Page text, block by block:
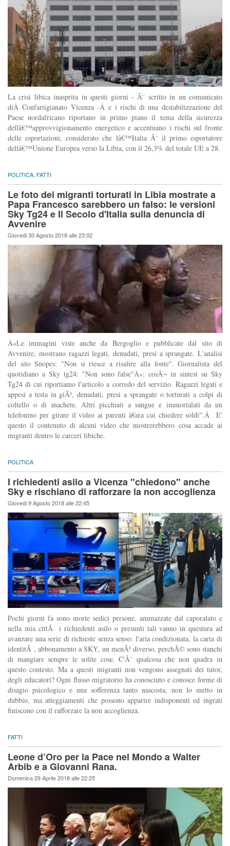
La crisi libica inasprita in questi giorni - Ã¨ scritto in un comunicato
diÂ Confartigianato Vicenza -Â e i rischi di una destabilizzazione del
Paese nordafricano riportano in primo piano il tema della sicurezza
dellâ€™approvvigionamento energetico e accentuano i rischi sul fronte
delle esportazioni, considerato che lâ€™Italia Ã¨ il primo esportatore
dellâ€™Unione Europea verso la Libia, con il 26,3% del totale UE a 28.
POLITICA FATTI
Le foto dei migranti torturati in Libia mostrate a
Papa Francesco sarebbero un falso: le versioni
Sky Tg24 e Il Secolo d'Italia sulla denuncia di
Avvenire
Giovedi 30 Agosto 2018 alle 23:02
Â«Le immagini viste anche da Bergoglio e pubblicate dal sito di
Avvenire, mostrano ragazzi legati, denudati, presi a sprangate. L'analisi
del sito Snopes: "Non si riesce a risalire alla fonte". Giornalista del
quotidiano a Sky tg24: "Non sono false"Â»: cosÃ¬ in sintesi su Sky
Tg24 di cui riportiamo l'articolo a corredo del servizio. Ragazzi legati e
appesi a testa in giÃ¹, denudati, presi a sprangate o torturati a colpi di
coltello o di machete. Altri picchiati a sangue e immortalati da un
telefonino per girare il video ai parenti â€œa cui chiedere soldi".Â E'
questo il contenuto di alcuni video che mostrerebbero cosa accade ai
migranti dentro le carceri libiche.
POLITICA
I richiedenti asilo a Vicenza "chiedono" anche
Sky e rischiano di rafforzare la non accoglienza
Giovedi 9 Agosto 2018 alle 22:45
Pochi giorni fa sono morte sedici persone, ammazzate dal caporalato e
nella mia cittÃ i richiedenti asilo o presunti tali vanno in questura ad
avanzare una serie di richieste senza senso: l'aria condizionata, la carta di
identitÃ , abbonamento a SKY, un menÃ¹ diverso, perchÃ© sono stanchi
di mangiare sempre le solite cose. C'Ã¨ qualcosa che non quadra in
questo contesto. Ma a questi migranti non vengono assegnati dei tutor,
degli educatori? Ogni flusso migratorio ha conosciuto e conosce forme di
disagio psicologico e una sofferenza tanto nascosta, non lo metto in
dubbio, ma atteggiamenti che possono apparire indisponenti ed ingrati
finiscono con il rafforzare la non accoglienza.
FATTI
Leone d’Oro per la Pace nel Mondo a Walter
Arbib e a Giovanni Rana.
Domenica 29 Aprile 2018 alle 22:25